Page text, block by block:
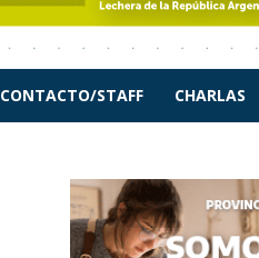
CONTACTO/STAFF CHARLAS